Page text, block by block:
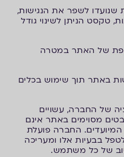
לשפר את הנגישות,
טקסט הניתן לשינוי גודל
של האתר במטרה
באתר תוך שימוש בכלים
של החברה, עשויים
מסוימים באתר אינם
המיועדים. החברה פועלת
בבעיות אלו ומעריכה
של כל משתמש.